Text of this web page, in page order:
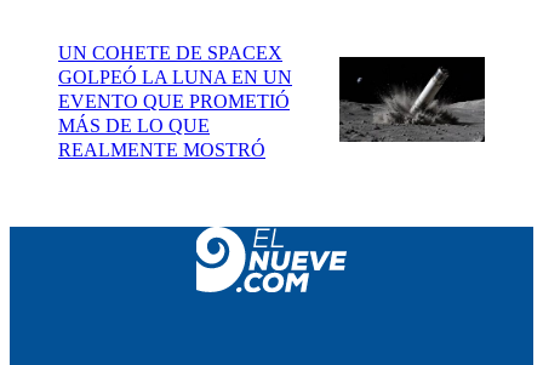
UN COHETE DE SPACEX
GOLPEÓ LA LUNA EN UN
EVENTO QUE PROMETIÓ
MÁS DE LO QUE
REALMENTE MOSTRÓ